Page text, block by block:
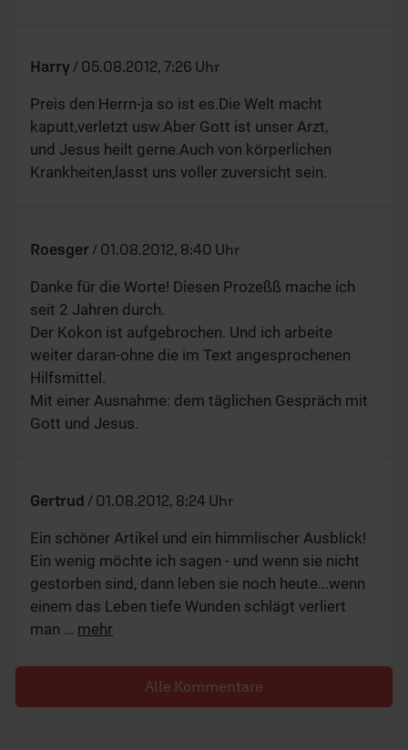
Harry / 05.08.2012, 7:26 Uhr
Preis den Herrn-ja so ist es.Die Welt macht
kaputt,verletzt usw.Aber Gott ist unser Arzt,
und Jesus heilt gerne.Auch von körperlichen
Krankheiten,lasst uns voller zuversicht sein.
Roesger / 01.08.2012, 8:40 Uhr
Danke für die Worte! Diesen Prozeßß mache ich
seit 2 Jahren durch.
Der Kokon ist aufgebrochen. Und ich arbeite
weiter daran-ohne die im Text angesprochenen
Hilfsmittel.
Mit einer Ausnahme: dem täglichen Gespräch mit
Gott und Jesus.
Gertrud / 01.08.2012, 8:24 Uhr
Ein schöner Artikel und ein himmlischer Ausblick!
Ein wenig möchte ich sagen - und wenn sie nicht
gestorben sind, dann leben sie noch heute...wenn
einem das Leben tiefe Wunden schlägt verliert
man … mehr
Alle Kommentare